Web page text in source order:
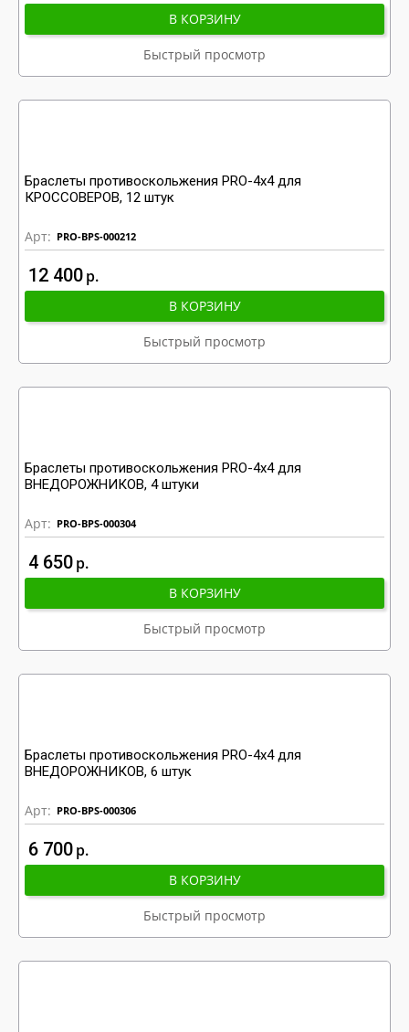
В КОРЗИНУ
Быстрый просмотр
Браслеты противоскольжения PRO-4x4 для
КРОССОВЕРОВ, 12 штук
Арт: PRO-BPS-000212
12 400р
В КОРЗИНУ
Быстрый просмотр
Браслеты противоскольжения PRO-4x4 для
ВНЕДОРОЖНИКОВ, 4 штуки
Арт: PRO-BPS-000304
4 650р
В КОРЗИНУ
Быстрый просмотр
Браслеты противоскольжения PRO-4x4 для
ВНЕДОРОЖНИКОВ, 6 штук
Арт: PRO-BPS-000306
6 700р
В КОРЗИНУ
Быстрый просмотр